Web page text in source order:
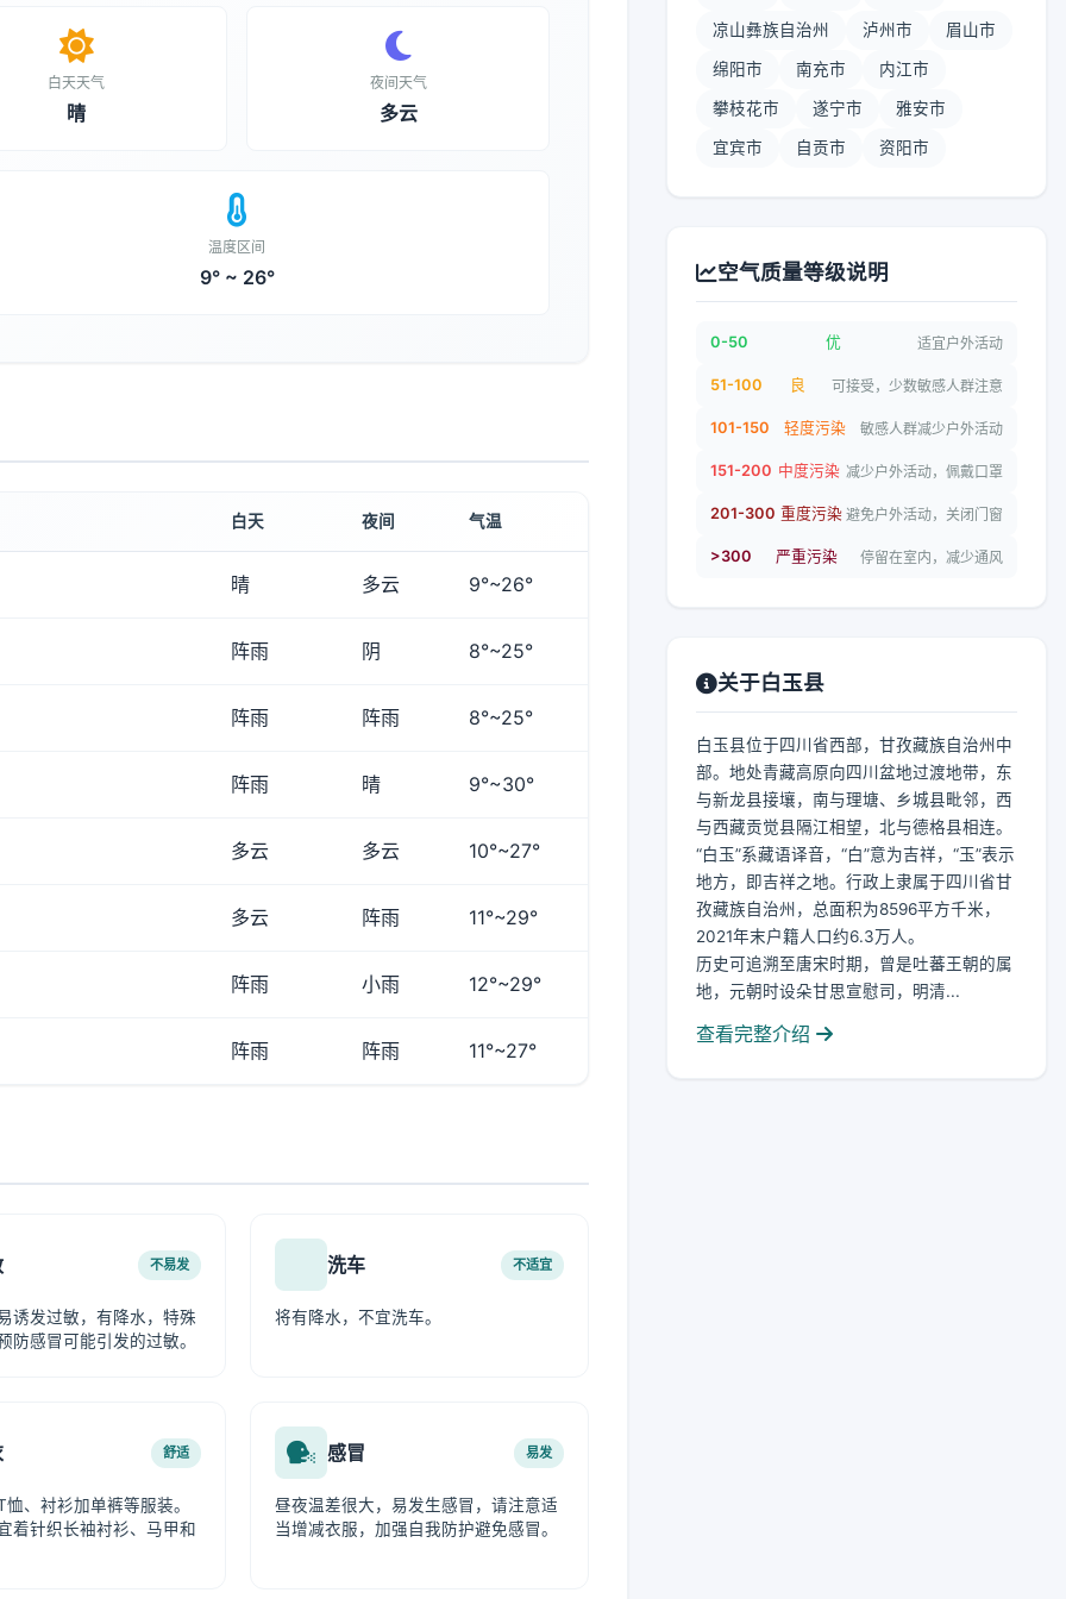
白天天气
晴
夜间天气
多云
温度区间
9° ~ 26°
白天 夜间 气温
晴 多云 9°~26°
阵雨 阴 8°~25°
阵雨 阵雨 8°~25°
阵雨 晴 9°~30°
多云 多云 10°~27°
多云 阵雨 11°~29°
阵雨 小雨 12°~29°
阵雨 阵雨 11°~27°
不易发
诱发过敏，有降水，特殊
防感冒可能引发的过敏。
洗车 不适宜
将有降水，不宜洗车。
舒适
、衬衫加单裤等服装。
着针织长袖衬衫、马甲和
感冒 易发
昼夜温差很大，易发生感冒，请注意适
当增减衣服，加强自我防护避免感冒。
凉山彝族自治州 泸州市 眉山市
绵阳市 南充市 内江市
攀枝花市 遂宁市 雅安市
宜宾市 自贡市 资阳市
空气质量等级说明
0-50 优 适宜户外活动
51-100 良 可接受，少数敏感人群注意
101-150 轻度污染 敏感人群减少户外活动
151-200 中度污染 减少户外活动，佩戴口罩
201-300 重度污染 避免户外活动，关闭门窗
>300 严重污染 停留在室内，减少通风
关于白玉县
白玉县位于四川省西部，甘孜藏族自治州中
部。地处青藏高原向四川盆地过渡地带，东
与新龙县接壤，南与理塘、乡城县毗邻，西
与西藏贡觉县隔江相望，北与德格县相连。
“白玉”系藏语译音，“白”意为吉祥，“玉”表示
地方，即吉祥之地。行政上隶属于四川省甘
孜藏族自治州，总面积为8596平方千米，
2021年末户籍人口约6.3万人。
历史可追溯至唐宋时期，曾是吐蕃王朝的属
地，元朝时设朵甘思宣慰司，明清...
查看完整介绍